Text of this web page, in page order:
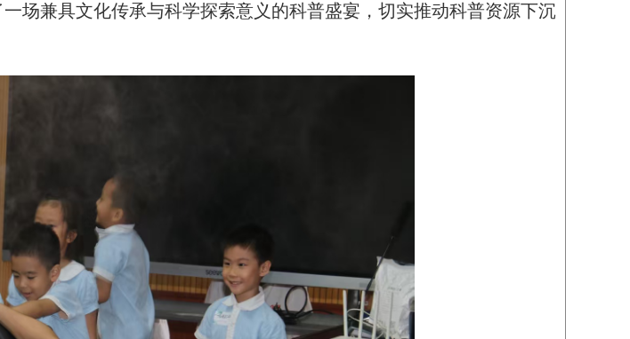
场兼具文化传承与科学探索意义的科普盛宴，切实推动科普资源下沉